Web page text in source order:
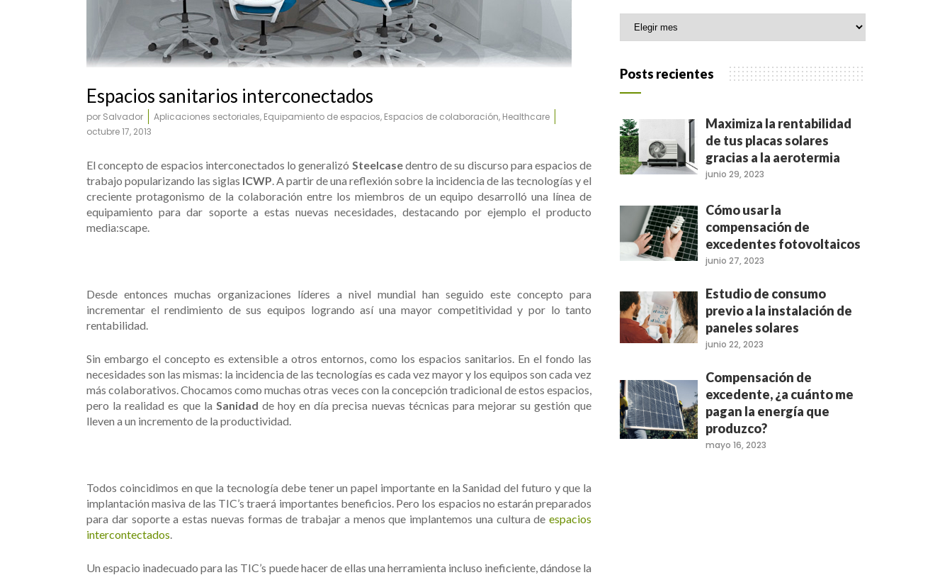
UR803-UR902 Home Office
Espacios sanitarios interconectados
por Salvador Aplicaciones sectoriales, Equipamiento de espacios, Espacios de colaboración, Healthcare
octubre 17, 2013
El concepto de espacios interconectados lo generalizó Steelcasedentro de su discurso para espacios de
trabajo popularizando las siglas ICWP. A partir de una reflexión sobre la incidencia de las tecnologías y el
creciente protagonismo de la colaboración entre los miembros de un equipo desarrolló una línea de
equipamiento para dar soporte a estas nuevas necesidades, destacando por ejemplo el producto
media:scape.
Desde entonces muchas organizaciones líderes a nivel mundial han seguido este concepto para
incrementar el rendimiento de sus equipos logrando así una mayor competitividad y por lo tanto
rentabilidad.
Sin embargo el concepto es extensible a otros entornos, como los espacios sanitarios. En el fondo las
necesidades son las mismas: la incidencia de las tecnologías es cada vez mayor y los equipos son cada vez
más colaborativos. Chocamos como muchas otras veces con la concepción tradicional de estos espacios,
pero la realidad es que la Sanidad de hoy en día precisa nuevas técnicas para mejorar su gestión que
lleven a un incremento de la productividad.
Todos coincidimos en que la tecnología debe tener un papel importante en la Sanidad del futuro y que la
implantación masiva de las TIC’s traerá importantes beneficios. Pero los espacios no estarán preparados
para dar soporte a estas nuevas formas de trabajar a menos que implantemos una cultura deespacios
intercontectados.
Un espacio inadecuado para las TIC’s puede hacer de ellas una herramienta incluso ineficiente, dándose la
Archivo
Posts recientes
Maximiza la rentabilidad
de tus placas solares
gracias a la aerotermia
junio 29, 2023
Cómo usar la
compensación de
excedentes fotovoltaicos
junio 27, 2023
Estudio de consumo
previo a la instalación de
paneles solares
junio 22, 2023
Compensación de
excedente, ¿a cuánto me
pagan la energía que
produzco?
mayo 16, 2023